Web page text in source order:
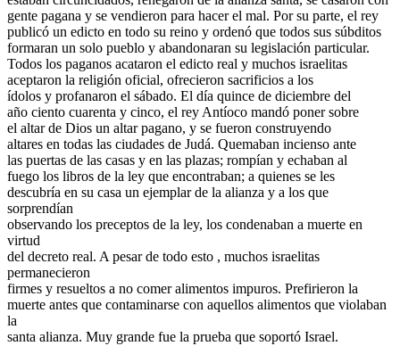
gente pagana y se vendieron para hacer el mal. Por su parte, el rey
publicó un edicto en todo su reino y ordenó que todos sus súbditos
formaran un solo pueblo y abandonaran su legislación particular.
Todos los paganos acataron el edicto real y muchos israelitas
aceptaron la religión oficial, ofrecieron sacrificios a los
ídolos y profanaron el sábado. El día quince de diciembre del
año ciento cuarenta y cinco, el rey Antíoco mandó poner sobre
el altar de Dios un altar pagano, y se fueron construyendo
altares en todas las ciudades de Judá. Quemaban incienso ante
las puertas de las casas y en las plazas; rompían y echaban al
fuego los libros de la ley que encontraban; a quienes se les
descubría en su casa un ejemplar de la alianza y a los que
sorprendían
observando los preceptos de la ley, los condenaban a muerte en
virtud
del decreto real. A pesar de todo esto , muchos israelitas
permanecieron
firmes y resueltos a no comer alimentos impuros. Prefirieron la
muerte antes que contaminarse con aquellos alimentos que violaban
la
santa alianza. Muy grande fue la prueba que soportó Israel.